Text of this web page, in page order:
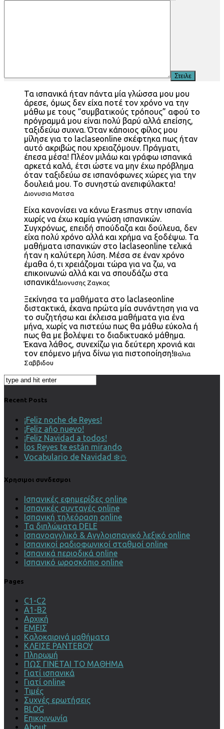
Τα ισπανικά ήταν πάντα μία γλώσσα μου μου
άρεσε, όμως δεν είχα ποτέ τον χρόνο να την
μάθω με τους “συμβατικούς τρόπους” αφού το
πρόγραμμά μου είναι πολύ βαρύ αλλά επείσης,
ταξιδεύω συχνα. Όταν κάποιος φίλος μου
μίλησε για το laclaseonline σκέφτηκα πως ήταν
αυτό ακριβώς που χρειαζόμουν. Πράγματι,
έπεσα μέσα! Πλέον μιλάω και γράφω ισπανικά
αρκετά καλά, έτσι ώστε να μην έχω πρόβλημα
όταν ταξιδεύω σε ισπανόφωνες χώρες για την
δουλειά μου. Το συνηστώ ανεπιφύλακτα!
Διονυσια Ματσα
Είχα κανονίσει να κάνω Erasmus στην ισπανία
χωρίς να έχω καμία γνώση ισπανικών.
Συγχρόνως, επειδή σπούδαζα και δούλευα, δεν
είχα πολύ χρόνο αλλά και χρήμα να ξοδέψω. Τα
μαθήματα ισπανικών στο laclaseonline τελικά
ήταν η καλύτερη λύση. Μέσα σε έναν χρόνο
έμαθα ό,τι χρειάζομαι τώρα για να ζω, να
επικοινωνώ αλλά και να σπουδάζω στα
ισπανικά!Διονυσης Ζαγκας
Ξεκίνησα τα μαθήματα στο laclaseonline
διστακτικά, έκανα πρώτα μία συνάντηση για να
το συζητήσω και έκλεισα μαθήματα για ένα
μήνα, χωρίς να πιστεύω πως θα μάθω εύκολα ή
πως θα με βολέψει το διαδικτυακό μάθημα.
Έκανα λάθος, συνεχίζω για δεύτερη χρονιά και
τον επόμενο μήνα δίνω για πιστοποίηση!Βαλια
Σαββιδου
Recent Posts
¡Feliz noche de Reyes!
¡Feliz año nuevo!
¡Feliz Navidad a todos!
los Reyes te están mirando
Vocabulario de Navidad ❄️⛄️
Χρησιμοι συνδεσμοι
Ισπανικές εφημερίδες online
Ισπανικές συνταγές online
Ισπανική τηλεόραση online
Τα διπλώματα DELE
Ισπανοαγγλικό & Αγγλοισπανικό λεξικό online
Ισπανικοί ραδιοφωνικοί σταθμοί online
Ισπανικά περιοδικά online
Ισπανικό ωροσκόπιο online
Pages
C1-C2
Α1-Β2
Αρχική
ΕΜΕΙΣ
Καλοκαιρινά μαθήματα
ΚΛΕΙΣΕ ΡΑΝΤΕΒΟΥ
Πληρωμή
ΠΩΣ ΓΙΝΕΤΑΙ ΤΟ ΜΑΘΗΜΑ
Γιατί ισπανικά
Γιατί online
Τιμές
Συχνές ερωτήσεις
BLOG
Επικοινωνία
About